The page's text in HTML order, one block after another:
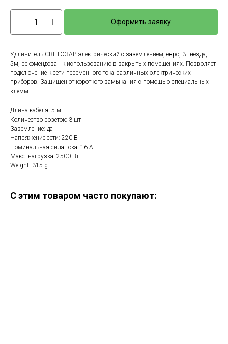
Оформить заявку
Удлинитель СВЕТОЗАР электрический с заземлением, евро, 3 гнезда,
5м, рекомендован к использованию в закрытых помещениях. Позволяет
подключение к сети переменного тока различных электрических
приборов. Защищен от короткого замыкания с помощью специальных
клемм.
Длина кабеля: 5 м
Количество розеток: 3 шт
Заземление: да
Напряжение сети: 220 В
Номинальная сила тока: 16 А
Макс. нагрузка: 2500 Вт
Weight: 315 g
С этим товаром часто покупают: